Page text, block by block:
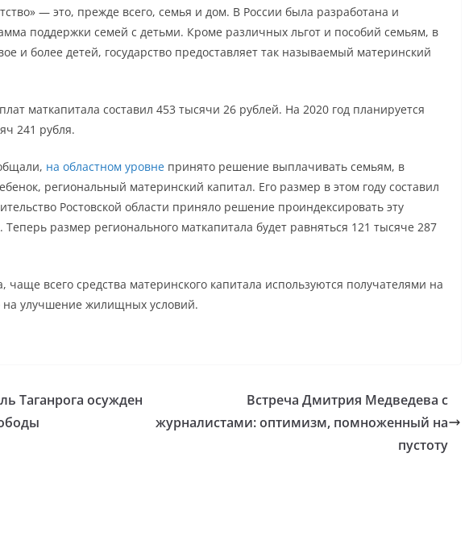
— это, прежде всего, семья и дом. В России была разработана и
поддержки семей с детьми. Кроме различных льгот и пособий семьям, в
и более детей, государство предоставляет так называемый материнский
маткапитала составил 453 тысячи 26 рублей. На 2020 год планируется
241 рубля.
на областном уровне принято решение выплачивать семьям, в
региональный материнский капитал. Его размер в этом году составил
Ростовской области приняло решение проиндексировать эту
Теперь размер регионального маткапитала будет равняться 121 тысяче 287
чаще всего средства материнского капитала используются получателями на
улучшение жилищных условий.
Таганрога осужден
Встреча Дмитрия Медведева с
журналистами: оптимизм, помноженный на
пустоту